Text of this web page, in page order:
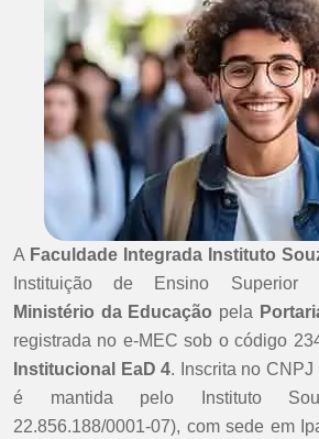
A Faculdade Integrada Instituto
Instituição de Ensino Superior
Ministério da Educação pela
registrada no e-MEC sob o código
Institucional EaD 4. Inscrita no CNPJ
é mantida pelo Instituto
22.856.188/0001-07), com sede em